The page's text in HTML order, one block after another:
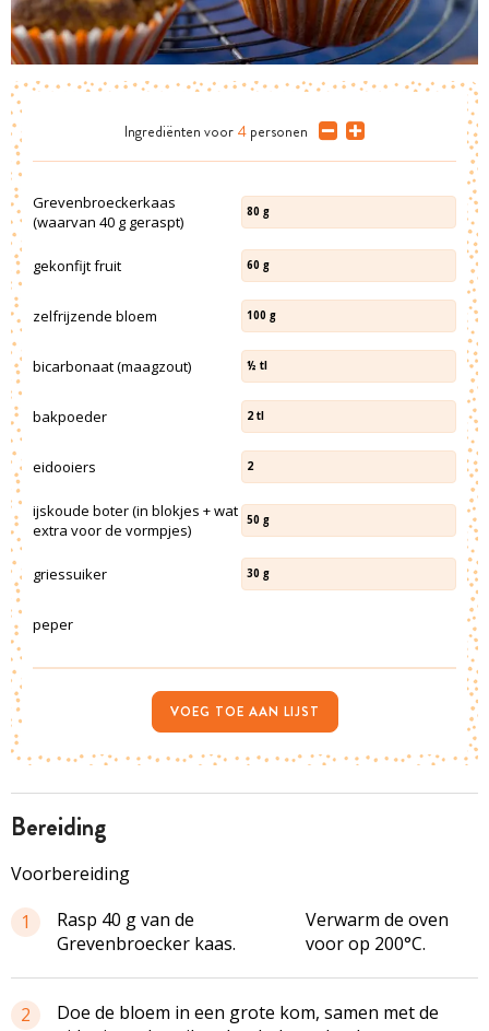
bereiding
Voorbereiding
1
Rasp 40 g van de
Grevenbroecker kaas.
Verwarm de oven
voor op 200°C.
2
Doe de bloem in een grote kom, samen met de
Ingrediënten voor 4 personen
Grevenbroeckerkaas
(waarvan 40 g geraspt)
80 g
gekonfijt fruit 60 g
zelfrijzende bloem 100 g
bicarbonaat (maagzout) ½ tl
bakpoeder 2 tl
eidooiers 2
ijskoude boter (in blokjes + wat
extra voor de vormpjes)
50 g
griessuiker 30 g
peper
VOEG TOE AAN LIJST